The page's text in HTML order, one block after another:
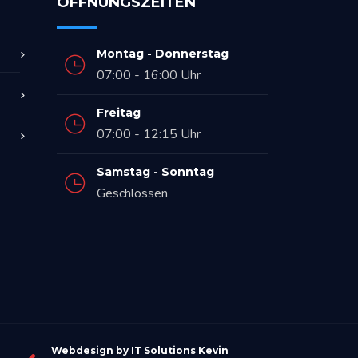
Montag - Donnerstag
07:00 - 16:00 Uhr
Freitag
07:00 - 12:15 Uhr
Samstag - Sonntag
Geschlossen
Webdesign by IT Solutions Kevin